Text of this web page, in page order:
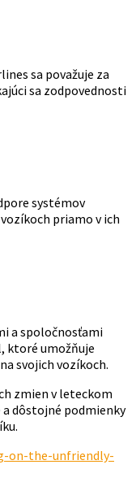
sa považuje za
sa zodpovednosti
systémov
priamo v ich
a spoločnosťami
ktoré umožňuje
svojich vozíkoch.
zmien v leteckom
dôstojné podmienky
on-the-unfriendly-